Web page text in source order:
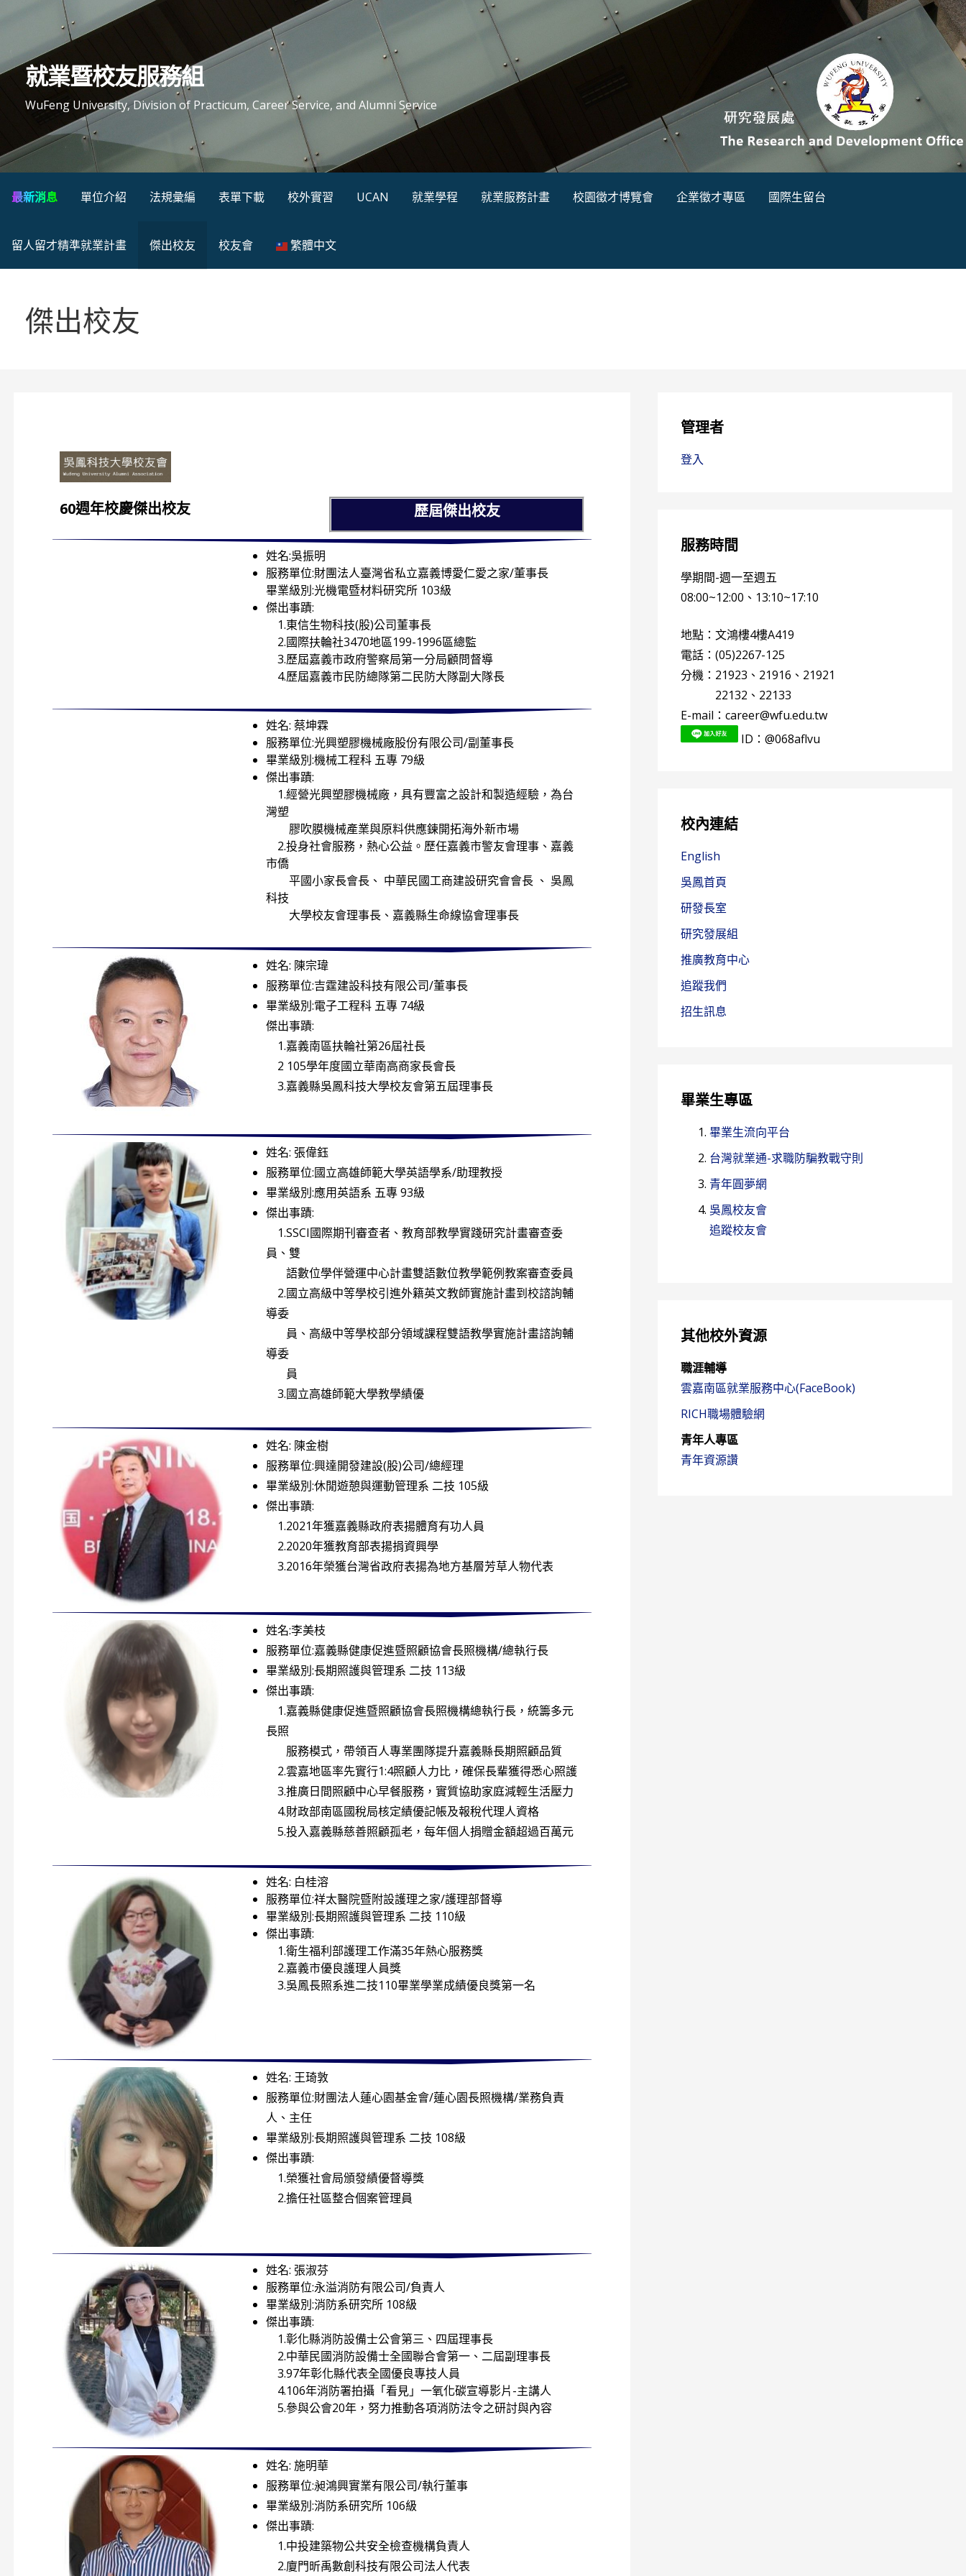
就業暨校友服務組
WuFeng University, Division of Practicum, Career Service, and Alumni Service
最新消息 單位介紹 法規彙編 表單下載 校外實習 UCAN 就業學程 就業服務計畫 校園徵才博覽會 企業徵才專區 國際生留台
留人留才精準就業計畫 傑出校友 校友會 繁體中文
傑出校友
60週年校慶傑出校友 歷屆傑出校友
姓名:吳振明
服務單位:財團法人臺灣省私立嘉義博愛仁愛之家/董事長
畢業級別:光機電暨材料研究所 103級
傑出事蹟:
1.東信生物科技(股)公司董事長
2.國際扶輪社3470地區199-1996區總監
3.歷屆嘉義市政府警察局第一分局顧問督導
4.歷屆嘉義市民防總隊第二民防大隊副大隊長
姓名: 蔡坤霖
服務單位:光興塑膠機械廠股份有限公司/副董事長
畢業級別:機械工程科 五專 79級
傑出事蹟:
1.經營光興塑膠機械廠，具有豐富之設計和製造經驗，為台
灣塑
膠吹膜機械產業與原料供應鍊開拓海外新市場
2.投身社會服務，熱心公益。歷任嘉義市警友會理事、嘉義
市僑
平國小家長會長、 中華民國工商建設研究會會長 、 吳鳳
科技
大學校友會理事長、嘉義縣生命線協會理事長
姓名: 陳宗瑋
服務單位:吉霆建設科技有限公司/董事長
畢業級別:電子工程科 五專 74級
傑出事蹟:
1.嘉義南區扶輪社第26屆社長
2 105學年度國立華南高商家長會長
3.嘉義縣吳鳳科技大學校友會第五屆理事長
姓名: 張偉鈺
服務單位:國立高雄師範大學英語學系/助理教授
畢業級別:應用英語系 五專 93級
傑出事蹟:
1.SSCI國際期刊審查者、教育部教學實踐研究計畫審查委
員、雙
語數位學伴營運中心計畫雙語數位教學範例教案審查委員
2.國立高級中等學校引進外籍英文教師實施計畫到校諮詢輔
導委
員、高級中等學校部分領域課程雙語教學實施計畫諮詢輔
導委
員
3.國立高雄師範大學教學績優
姓名: 陳金樹
服務單位:興達開發建設(股)公司/總經理
畢業級別:休閒遊憩與運動管理系 二技 105級
傑出事蹟:
1.2021年獲嘉義縣政府表揚體育有功人員
2.2020年獲教育部表揚捐資興學
3.2016年榮獲台灣省政府表揚為地方基層芳草人物代表
姓名:李美枝
服務單位:嘉義縣健康促進暨照顧協會長照機構/總執行長
畢業級別:長期照護與管理系 二技 113級
傑出事蹟:
1.嘉義縣健康促進暨照顧協會長照機構總執行長，統籌多元
長照
服務模式，帶領百人專業團隊提升嘉義縣長期照顧品質
2.雲嘉地區率先實行1:4照顧人力比，確保長輩獲得悉心照護
3.推廣日間照顧中心早餐服務，實質協助家庭減輕生活壓力
4.財政部南區國稅局核定績優記帳及報稅代理人資格
5.投入嘉義縣慈善照顧孤老，每年個人捐贈金額超過百萬元
姓名: 白桂溶
服務單位:祥太醫院暨附設護理之家/護理部督導
畢業級別:長期照護與管理系 二技 110級
傑出事蹟:
1.衛生福利部護理工作滿35年熱心服務獎
2.嘉義市優良護理人員獎
3.吳鳳長照系進二技110畢業學業成績優良獎第一名
姓名: 王琦敦
服務單位:財團法人蓮心園基金會/蓮心園長照機構/業務負責
人、主任
畢業級別:長期照護與管理系 二技 108級
傑出事蹟:
1.榮獲社會局頒發績優督導獎
2.擔任社區整合個案管理員
姓名: 張淑芬
服務單位:永溢消防有限公司/負責人
畢業級別:消防系研究所 108級
傑出事蹟:
1.彰化縣消防設備士公會第三、四屆理事長
2.中華民國消防設備士全國聯合會第一、二屆副理事長
3.97年彰化縣代表全國優良專技人員
4.106年消防署拍攝「看見」一氧化碳宣導影片-主講人
5.參與公會20年，努力推動各項消防法令之研討與內容
姓名: 施明華
服務單位:昶鴻興實業有限公司/執行董事
畢業級別:消防系研究所 106級
傑出事蹟:
1.中投建築物公共安全檢查機構負責人
2.廈門昕禹數創科技有限公司法人代表
管理者
登入
服務時間
學期間-週一至週五
08:00~12:00、13:10~17:10
地點：文鴻樓4樓A419
電話：(05)2267-125
分機：21923、21916、21921
22132、22133
E-mail：career@wfu.edu.tw
ID：@068aflvu
校內連結
English
吳鳳首頁
研發長室
研究發展組
推廣教育中心
追蹤我們
招生訊息
畢業生專區
畢業生流向平台
台灣就業通-求職防騙教戰守則
青年圓夢網
吳鳳校友會
追蹤校友會
其他校外資源
職涯輔導
雲嘉南區就業服務中心(FaceBook)
RICH職場體驗網
青年人專區
青年資源讚